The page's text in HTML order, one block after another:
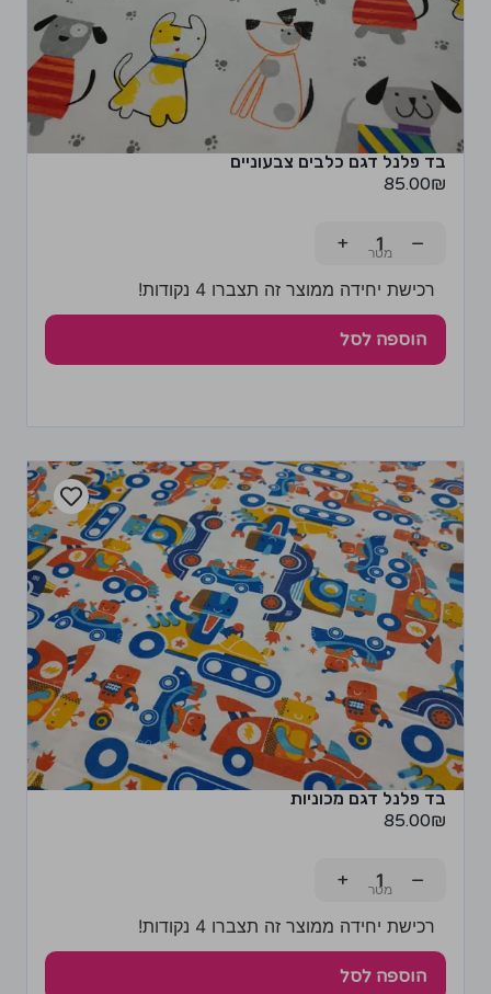
בד פלנל דגם כלבים צבעוניים
85.00₪
−
+
רכישת יחידה ממוצר זה תצברו 4 נקודות!
הוספה לסל
בד פלנל דגם מכוניות
85.00₪
−
+
רכישת יחידה ממוצר זה תצברו 4 נקודות!
הוספה לסל